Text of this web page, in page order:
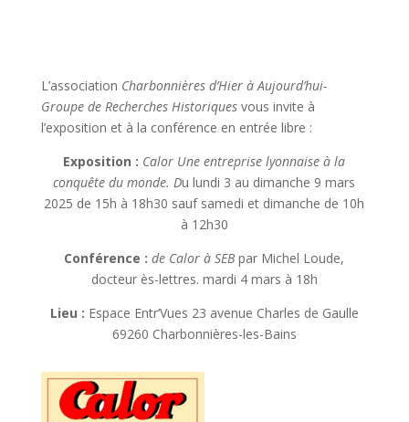
L’association Charbonnières d’Hier à Aujourd’hui-
Groupe de Recherches Historiquesvous invite à
l’exposition et à la conférence en entrée libre :
Exposition : Calor Une entreprise lyonnaise à la
conquête du monde. Du lundi 3 au dimanche 9 mars
2025 de 15h à 18h30 sauf samedi et dimanche de 10h
à 12h30
Conférence : de Calor à SEBpar Michel Loude,
docteur ès-lettres. mardi 4 mars à 18h
Lieu : Espace Entr’Vues 23 avenue Charles de Gaulle
69260 Charbonnières-les-Bains